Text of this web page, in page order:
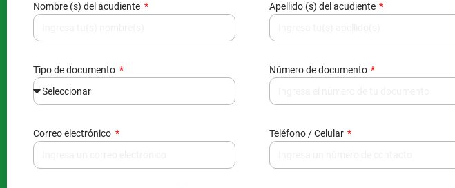
Nombre (s) del acudiente Apellido (s) del acudiente
Tipo de documento Número de documento
Correo electrónico Teléfono / Celular